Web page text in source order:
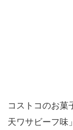
コストコのお菓
天ワサビーフ味